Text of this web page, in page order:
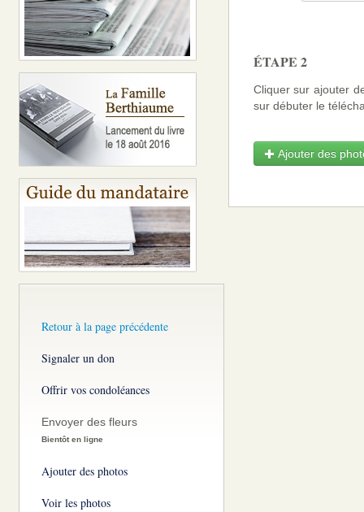
Retour à la page précédente
Signaler un don
Offrir vos condoléances
Envoyer des fleurs
Bientôt en ligne
Ajouter des photos
Voir les photos
ÉTAPE 2
Cliquer sur ajouter
sur débuter le
Ajouter des